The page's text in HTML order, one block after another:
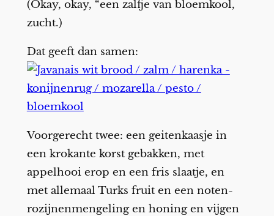
(Okay, okay, “een zalfje van bloemkool,
zucht.)
Dat geeft dan samen:
Voorgerecht twee: een geitenkaasje in
een krokante korst gebakken, met
appelhooi erop en een fris slaatje, en
met allemaal Turks fruit en een noten-
rozijnenmengeling en honing en vijgen